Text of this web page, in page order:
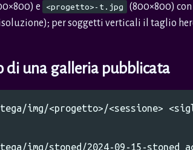
e <progetto>-t.jpg
(800×800)
per soggetti verticali il taglio
una galleria pubblicata
img/<progetto>/<sessione>